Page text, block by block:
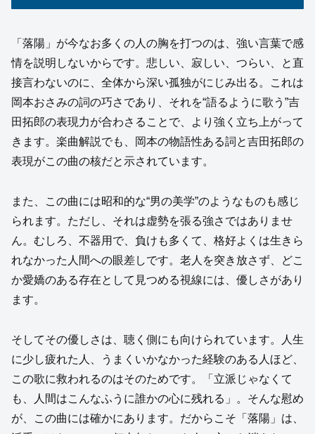
「落陽」が今なお多くの人の胸を打つのは、強い言葉で感
情を説明しないからです。悲しい、寂しい、つらい、と直
接言わないのに、全体から深い孤独がにじみ出る。これは
岡本おさみの詞の巧さであり、それを“語るように歌う”吉
田拓郎の表現力が合わさることで、より強く立ち上がって
きます。楽曲解説でも、岡本の物語性ある詞と吉田拓郎の
表現がこの曲の核だと示されています。
また、この曲には昭和的な“男の美学”のようなものも感じ
られます。ただし、それは虚勢を張る強さではありませ
ん。むしろ、不器用で、負けも多くて、格好よくは生きら
れなかった人間への眼差しです。老人を突き放さず、どこ
か愛嬌のある存在として見つめる視線には、優しさがあり
ます。
そしてその優しさは、聴く側にも向けられています。人生
に少し疲れた人、うまくいかなかった経験のある人ほど、
この歌に救われるのはそのためです。「立派じゃなくて
も、人間はこんなふうに誰かの心に残れる」。そんな慰め
が、この曲には確かにあります。だからこそ「落陽」は、